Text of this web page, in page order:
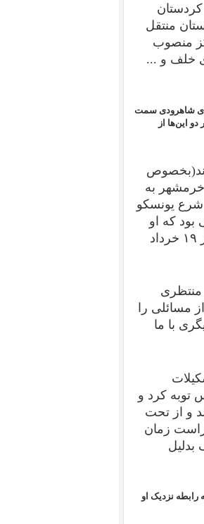
کردستان
منتقل
منصوب
نادی خلف و ...
جریان کشتار ۶۷ محمد حسین احمدی شاهرودی سمت
هر دو این‌ها از
خرمشهر به
شرع یونسکو
که او
هم از گماشته گان شاهرودی بود. مرا سه بار برای محاکمه و تجدید محاکمه از ۱۹ خرداد
منتظری
مسائلی را
با ما
دستگیر شد (او سپس توبه کرد و
و از تحت
راست زمان
چگونه شما متوجه رابطه نزدیک او